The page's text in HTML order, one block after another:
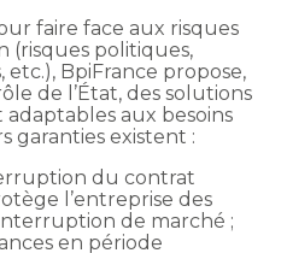
faire face aux risques
(risques politiques,
BpiFrance propose,
de l’État, des solutions
aux besoins
garanties existent :
du contrat
l’entreprise des
de marché ;
en période